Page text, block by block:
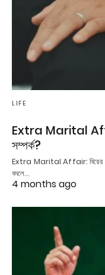
LIFE
Extra Marital Affair
সম্পর্ক?
Extra Marital Affair: বিয়ের আট
বদলে…
4 months ago